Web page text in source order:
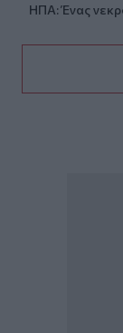
ΗΠΑ: Ένας